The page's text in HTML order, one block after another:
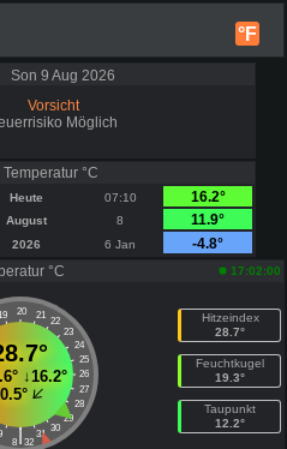
°F
Son 9 Aug 2026
Vorsicht
Möglich
Temperatur °C
Heute 07:10
16.2°
August 8
11.9°
2026 6 Jan
-4.8°
°C
17:02:00
20 21
22
23
24
25
26
27
28
29
30
31
|
8 32
↓16.2°
Hitzeindex
28.7°
Feuchtkugel
19.3°
Taupunkt
12.2°